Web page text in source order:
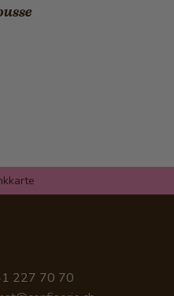
227 70 70